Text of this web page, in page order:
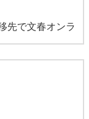
先で文春オンラ